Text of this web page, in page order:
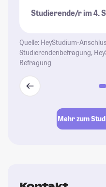
Studierende/r im 4.
Quelle: HeyStudium-
Studierendenbefragung,
Befragung
Mehr zum